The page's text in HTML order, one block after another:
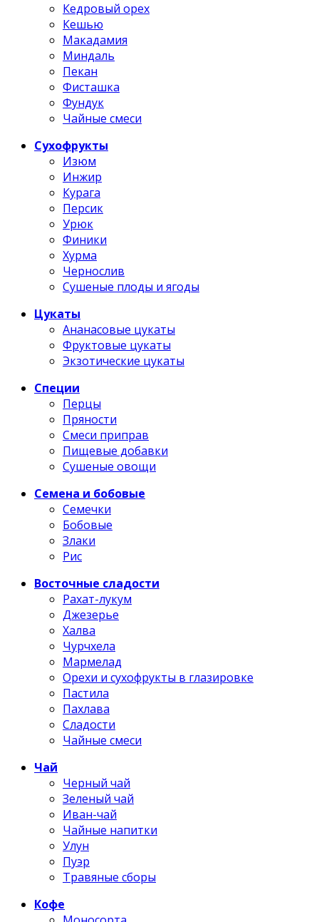
Кедровый орех
Кешью
Макадамия
Миндаль
Пекан
Фисташка
Фундук
Чайные смеси
Сухофрукты
Изюм
Инжир
Курага
Персик
Урюк
Финики
Хурма
Чернослив
Сушеные плоды и ягоды
Цукаты
Ананасовые цукаты
Фруктовые цукаты
Экзотические цукаты
Специи
Перцы
Пряности
Смеси приправ
Пищевые добавки
Сушеные овощи
Семена и бобовые
Семечки
Бобовые
Злаки
Рис
Восточные сладости
Рахат-лукум
Джезерье
Халва
Чурчхела
Мармелад
Орехи и сухофрукты в глазировке
Пастила
Пахлава
Сладости
Чайные смеси
Чай
Черный чай
Зеленый чай
Иван-чай
Чайные напитки
Улун
Пуэр
Травяные сборы
Кофе